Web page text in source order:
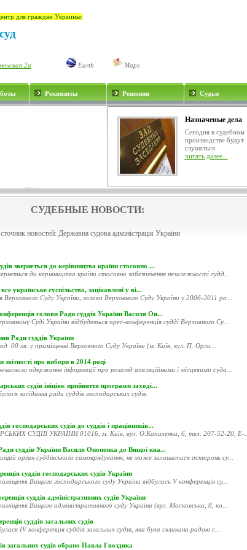
для граждан Украины:
2а Earth
Maps
Реквизиты Решения Судьи
Назначеные дела
Сегодня в судебном
производстве будут
слушаться
читать далее...
СУДЕБНЫЕ НОВОСТИ:
новостей: Державна судова адміністрація України
звернеться до керівництва країни стосовно ...
до керівництва країни стосовно забезпечення незалежності судд...
українське суспільство, зацікавлені у ві...
Верховного Суду України, голова Верховного Суду України у 2006-2011 ро...
голови Ради суддів України Василя Он...
Суді України відбудеться прес-конференція судді Верховного Су...
Ради суддів України
00 хв. у приміщенні Верховного Суду України (м. Київ, вул. П. Орли...
про вибори в 2014 році
одержання інформації про розгляд апеляційними і місцевими суда...
судів ініціює прийняття програми заході...
засідання ради суддів господарських судів.
господарських судів до суддів і працівників...
СУДІВ УКРАЇНИ 01016, м. Київ, вул. О.Копиленка, 6, тел. 207-52-20, E-...
суддів України Василя Онопенка до Вищої ква...
орган суддівського самоврядування, не може залишатися осторонь су...
суддів господарських судів України
Вищого господарського суду України відбулась V конференція су...
суддів адміністративних судів України
Вищого адміністративного суду України (вул. Московська, 8, ко...
суддів загальних судів
ІV конференція суддів загальних судів, яка була скликана радою с...
загальних судів обрано Павла Гвоздика